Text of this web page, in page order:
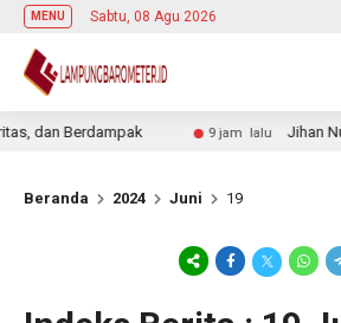
MENU Sabtu, 08 Agu 2026
dan Berdampak 9 jam lalu Jihan
Beranda 2024 Juni 19